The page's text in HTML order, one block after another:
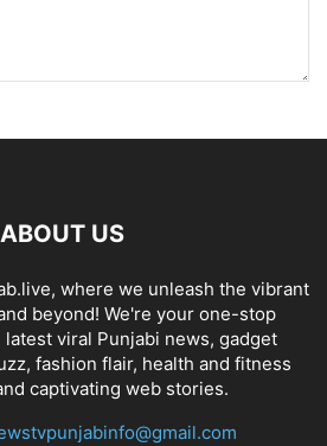
ABOUT US
where we unleash the vibrant
beyond! We're your one-stop
viral Punjabi news, gadget
fashion flair, health and fitness
captivating web stories.